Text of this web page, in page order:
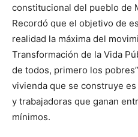
constitucional del pueblo de
Recordó que el objetivo de
realidad la máxima del
Transformación de la Vida
de todos, primero los
vivienda que se construye
y trabajadoras que ganan
mínimos.